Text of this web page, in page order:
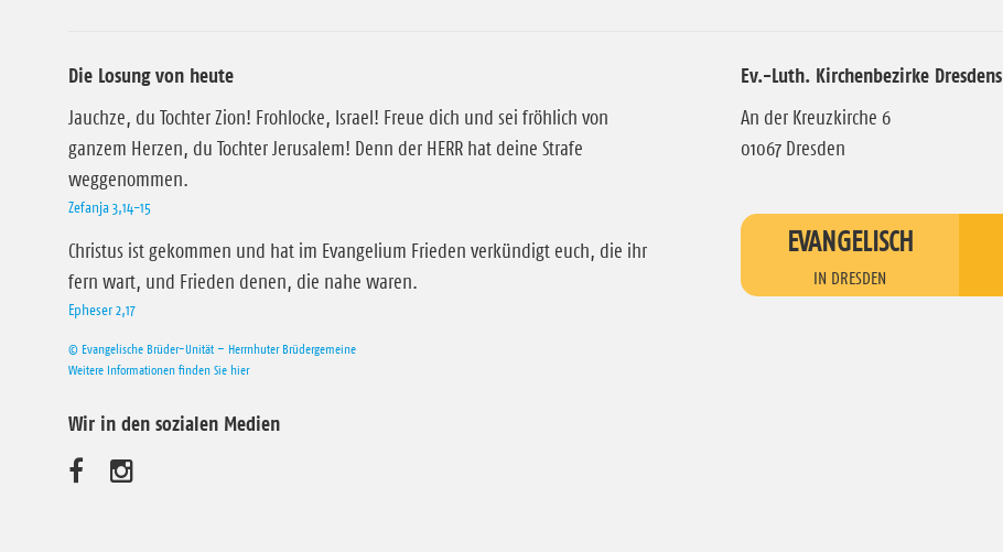
Die Losung von heute
Jauchze, du Tochter Zion! Frohlocke, Israel! Freue dich und sei fröhlich von
ganzem Herzen, du Tochter Jerusalem! Denn der HERR hat deine Strafe
weggenommen.
Zefanja 3,14-15
Christus ist gekommen und hat im Evangelium Frieden verkündigt euch, die ihr
fern wart, und Frieden denen, die nahe waren.
Epheser 2,17
© Evangelische Brüder-Unität – Herrnhuter Brüdergemeine
Weitere Informationen finden Sie hier
Wir in den sozialen Medien
B
Ev.-Luth. Kirchenbezirke Dresdens
An der Kreuzkirche 6
01067 Dresden
EVANGELISCH
IN DRESDEN